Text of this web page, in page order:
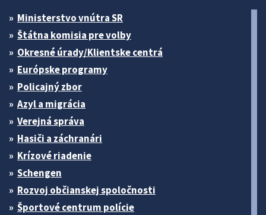
Ministerstvo vnútra SR
Štátna komisia pre volby
Okresné úrady/Klientske centrá
Európske programy
Policajný zbor
Azyl a migrácia
Verejná správa
Hasiči a záchranári
Krízové riadenie
Schengen
Rozvoj občianskej spoločnosti
Športové centrum polície